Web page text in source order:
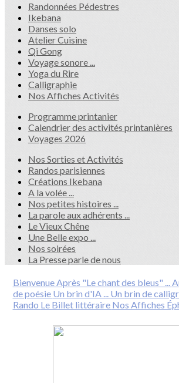
Randonnées Pédestres
Ikebana
Danses solo
Atelier Cuisine
Qi Gong
Voyage sonore ...
Yoga du Rire
Calligraphie
Nos Affiches Activités
Programme printanier
Calendrier des activités printanières
Voyages 2026
Nos Sorties et Activités
Randos parisiennes
Créations Ikebana
A la volée ...
Nos petites histoires ...
La parole aux adhérents ...
Le Vieux Chêne
Une Belle expo ...
Nos soirées
La Presse parle de nous
BienvenueAprès "Le chant des bleus" ...
de poésie Un brin d'IA ... Un brin de
Rando Le Billet littéraire Nos Affiches